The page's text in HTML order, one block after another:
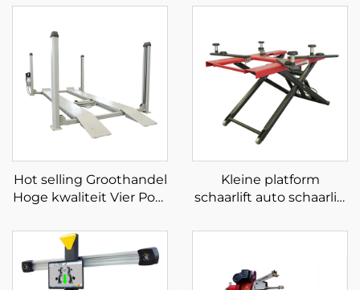
Hot selling Groothandel
Hoge kwaliteit Vier Post
Kleine platform
schaarlift auto schaarlift
auto